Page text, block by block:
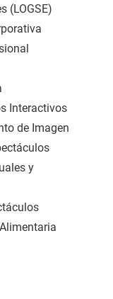
(LOGSE)
Interactivos
de Imagen
y